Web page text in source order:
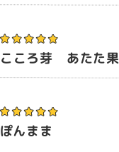
こころ芽 あたた果
ぽんまま